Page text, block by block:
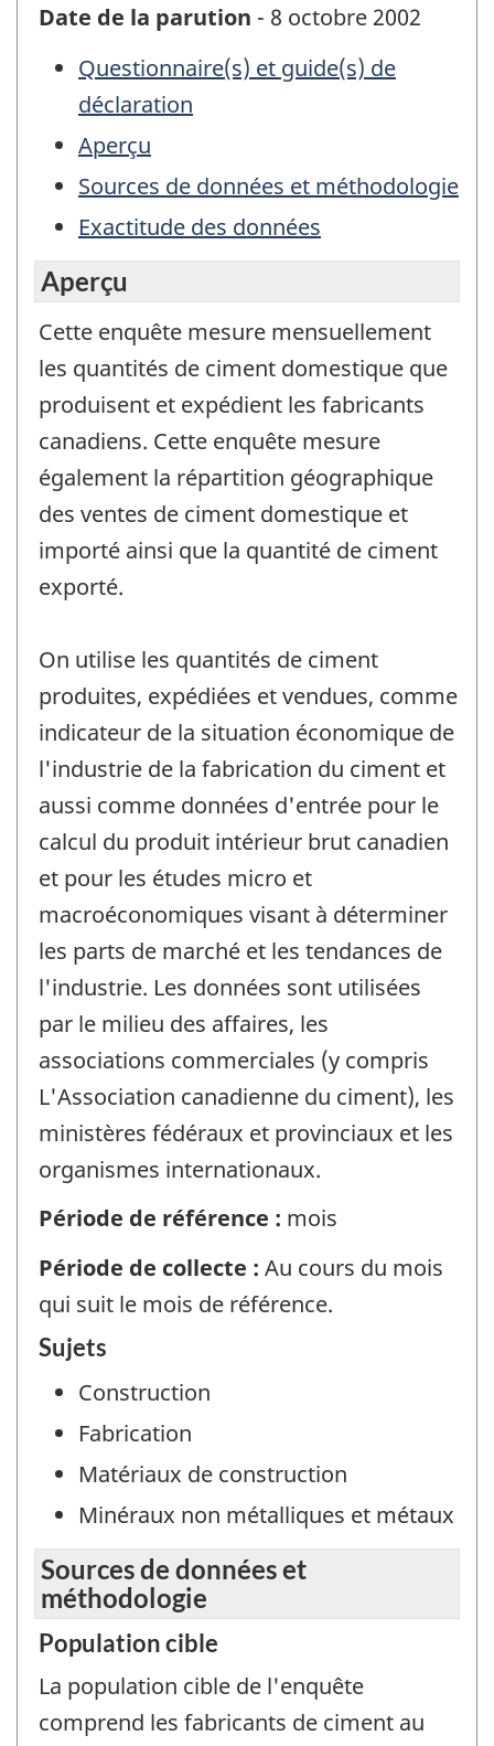
Date de la parution - 8 octobre 2002
Questionnaire(s) et guide(s) de
déclaration
Aperçu
Sources de données et méthodologie
Exactitude des données
Aperçu
Cette enquête mesure mensuellement
les quantités de ciment domestique que
produisent et expédient les fabricants
canadiens. Cette enquête mesure
également la répartition géographique
des ventes de ciment domestique et
importé ainsi que la quantité de ciment
exporté.
On utilise les quantités de ciment
produites, expédiées et vendues, comme
indicateur de la situation économique de
l'industrie de la fabrication du ciment et
aussi comme données d'entrée pour le
calcul du produit intérieur brut canadien
et pour les études micro et
macroéconomiques visant à déterminer
les parts de marché et les tendances de
l'industrie. Les données sont utilisées
par le milieu des affaires, les
associations commerciales (y compris
L'Association canadienne du ciment), les
ministères fédéraux et provinciaux et les
organismes internationaux.
Période de référence : mois
Période de collecte : Au cours du mois
qui suit le mois de référence.
Sujets
Construction
Fabrication
Matériaux de construction
Minéraux non métalliques et métaux
Sources de données et
méthodologie
Population cible
La population cible de l'enquête
comprend les fabricants de ciment au